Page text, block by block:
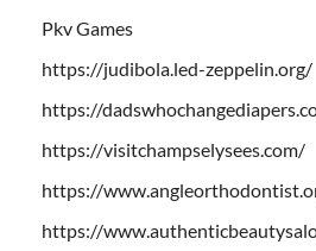
Pkv Games
https://judibola.led-zeppelin.org/
https://
https://visitchampselysees.com/
https://
https://